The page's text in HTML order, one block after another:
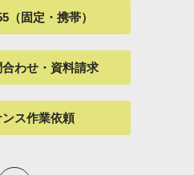
（固定・携帯）
合わせ・資料請求
ンス作業依頼